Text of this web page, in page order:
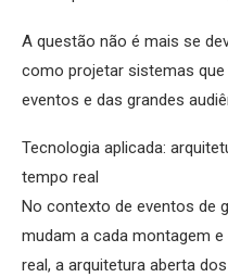
A questão não é mais se
como projetar sistemas
eventos e das grandes
Tecnologia aplicada:
tempo real
No contexto de eventos de
mudam a cada montagem
real, a arquitetura aberta